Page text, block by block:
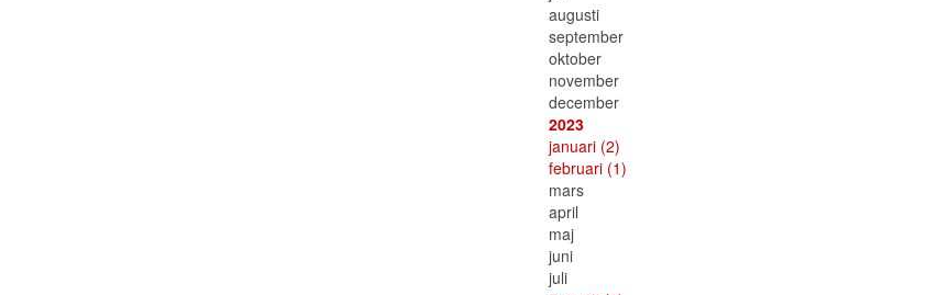
augusti
september
oktober
november
december
2023
januari (2)
februari (1)
mars
april
maj
juni
juli